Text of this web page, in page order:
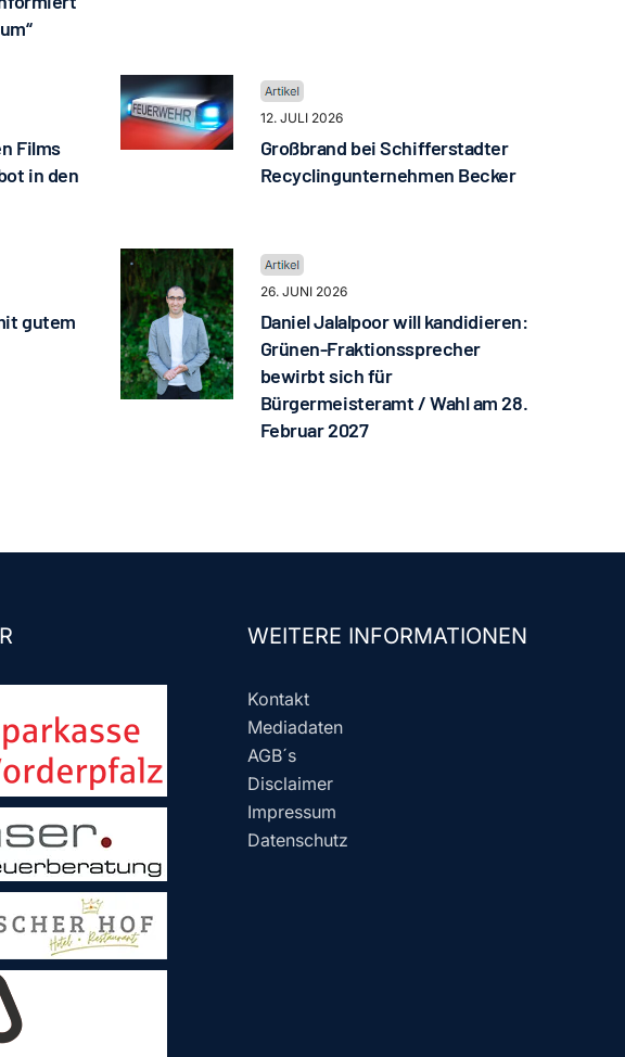
Films
in den
12. JULI 2026
Großbrand bei Schifferstadter
Recyclingunternehmen Becker
gutem
26. JUNI 2026
Daniel Jalalpoor will kandidieren:
Grünen-Fraktionssprecher
bewirbt sich für
Bürgermeisteramt / Wahl am 28.
Februar 2027
WEITERE INFORMATIONEN
Kontakt
Mediadaten
AGB´s
Disclaimer
Impressum
Datenschutz